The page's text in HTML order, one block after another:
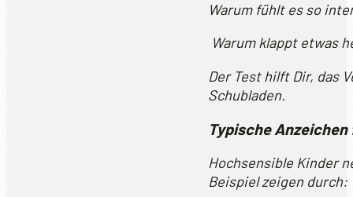
Warum fühlt es so
Warum klappt etwas
Der Test hilft Dir, das
Schubladen.
Typische
Hochsensible Kinder
Beispiel zeigen durch: